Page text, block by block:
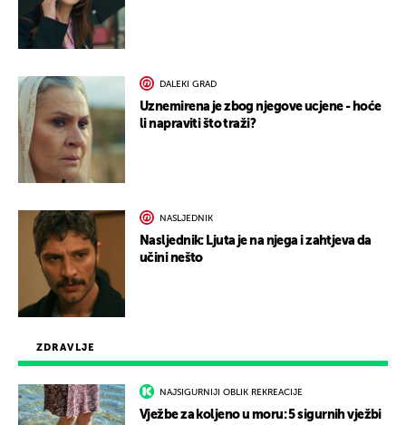
ZDRAVLJE
NAJSIGURNIJI OBLIK REKREACIJE
Vježbe za koljeno u moru: 5 sigurnih vježbi
DALEKI GRAD
Uznemirena je zbog njegove ucjene - hoće
li napraviti što traži?
NASLJEDNIK
Nasljednik: Ljuta je na njega i zahtjeva da
učini nešto